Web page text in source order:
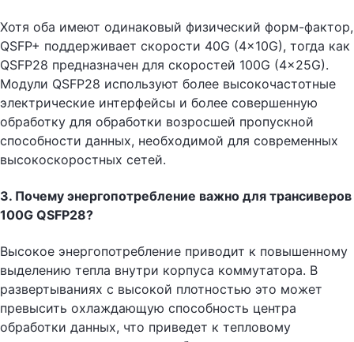
Хотя оба имеют одинаковый физический форм-фактор,
QSFP+ поддерживает скорости 40G (4x10G), тогда как
QSFP28 предназначен для скоростей 100G (4x25G).
Модули QSFP28 используют более высокочастотные
электрические интерфейсы и более совершенную
обработку для обработки возросшей пропускной
способности данных, необходимой для современных
высокоскоростных сетей.
3. Почему энергопотребление важно для трансиверов
100G QSFP28?
Высокое энергопотребление приводит к повышенному
выделению тепла внутри корпуса коммутатора. В
развертываниях с высокой плотностью это может
превысить охлаждающую способность центра
обработки данных, что приведет к тепловому